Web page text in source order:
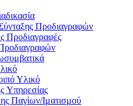
Προδιαγραφών
Προδιαγραφές
Υλικό
Yπηρεσίας
Παγίων/Ιματισμού